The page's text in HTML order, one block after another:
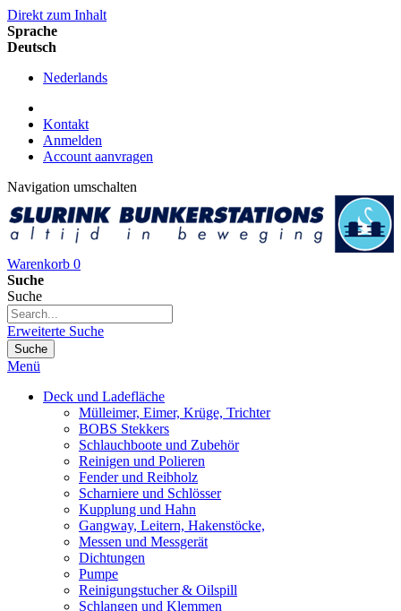
Direkt zum Inhalt
Sprache
Deutsch
Nederlands
Kontakt
Anmelden
Account aanvragen
Navigation umschalten
Warenkorb 0
Suche
Suche
Erweiterte Suche
Suche
Menü
Deck und Ladefläche
Mülleimer, Eimer, Krüge, Trichter
BOBS Stekkers
Schlauchboote und Zubehör
Reinigen und Polieren
Fender und Reibholz
Scharniere und Schlösser
Kupplung und Hahn
Gangway, Leitern, Hakenstöcke,
Messen und Messgerät
Dichtungen
Pumpe
Reinigungstucher & Oilspill
Schlangen und Klemmen